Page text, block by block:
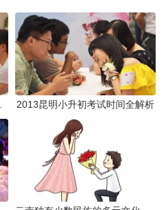
2013昆明小升初考试时间全解析